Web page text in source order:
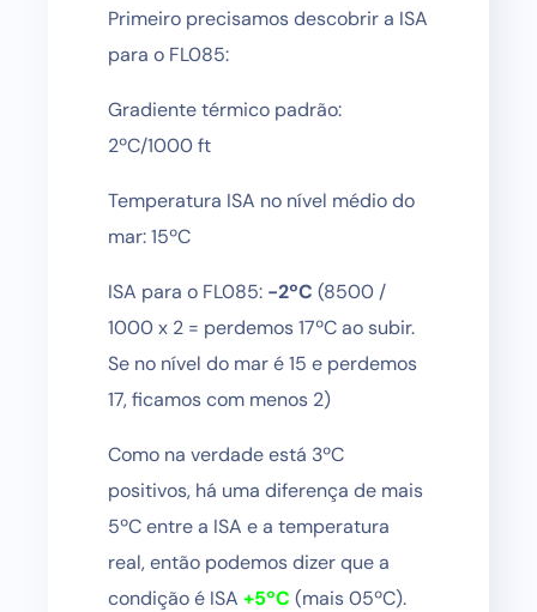
Primeiro precisamos descobrir a ISA
para o FL085:
Gradiente térmico padrão:
2ºC/1000 ft
Temperatura ISA no nível médio do
mar: 15ºC
ISA para o FL085: -2ºC (8500 /
1000 x 2 = perdemos 17ºC ao subir.
Se no nível do mar é 15 e perdemos
17, ficamos com menos 2)
Como na verdade está 3ºC
positivos, há uma diferença de mais
5ºC entre a ISA e a temperatura
real, então podemos dizer que a
condição é ISA +5ºC (mais 05ºC).